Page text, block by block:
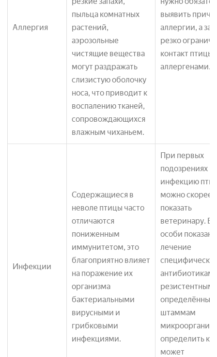
Аллергия
пыльца комнатных
растений,
аэрозольные
чистящие вещества
могут раздражать
слизистую оболочку
носа, что приводит к
воспалению тканей,
сопровождающихся
влажным чиханьем.
выявить
аллергии, а
резко
контакт птицы
аллергенами.
Инфекции
Содержащиеся в
неволе птицы часто
отличаются
пониженным
иммунитетом, это
благоприятно влияет
на поражение их
организма
бактериальными
вирусными и
грибковыми
инфекциями.
При первых
подозрениях на
инфекцию
можно скорее
показать
ветеринару.
особи показано
лечение
определённым
штаммам
определить
может